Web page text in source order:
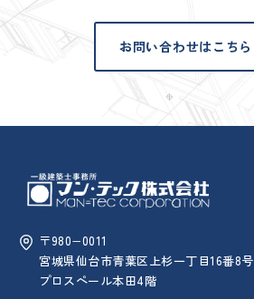
お問い合わせはこちら
〒980−0011
宮城県仙台市青葉区上杉一丁目16番8号
プロスペール本田4階